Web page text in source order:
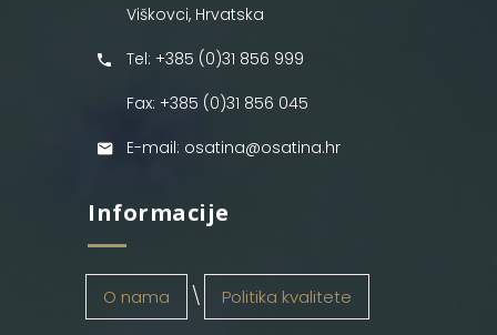
Viškovci, Hrvatska
Tel: +385 (0)31 856 999
Fax: +385 (0)31 856 045
E-mail: osatina@osatina.hr
Informacije
O nama Politika kvalitete